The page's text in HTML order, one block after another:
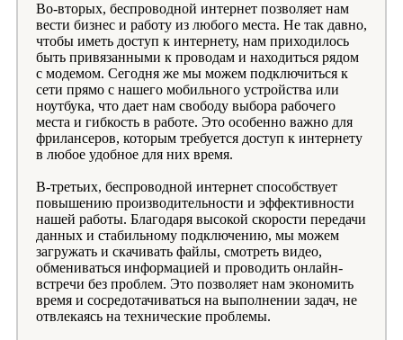
Во-вторых, беспроводной интернет позволяет нам
вести бизнес и работу из любого места. Не так давно,
чтобы иметь доступ к интернету, нам приходилось
быть привязанными к проводам и находиться рядом
с модемом. Сегодня же мы можем подключиться к
сети прямо с нашего мобильного устройства или
ноутбука, что дает нам свободу выбора рабочего
места и гибкость в работе. Это особенно важно для
фрилансеров, которым требуется доступ к интернету
в любое удобное для них время.
В-третьих, беспроводной интернет способствует
повышению производительности и эффективности
нашей работы. Благодаря высокой скорости передачи
данных и стабильному подключению, мы можем
загружать и скачивать файлы, смотреть видео,
обмениваться информацией и проводить онлайн-
встречи без проблем. Это позволяет нам экономить
время и сосредотачиваться на выполнении задач, не
отвлекаясь на технические проблемы.